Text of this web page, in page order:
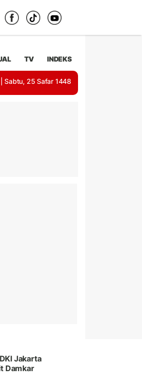
TV INDEKS
| Sabtu, 25 Safar 1448
Jakarta
Damkar